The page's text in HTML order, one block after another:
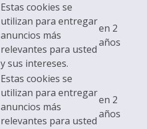
Estas cookies se
utilizan para entregar
anuncios más
relevantes para usted
y sus intereses.
en 2
años
Estas cookies se
utilizan para entregar
anuncios más
relevantes para usted
en 2
años